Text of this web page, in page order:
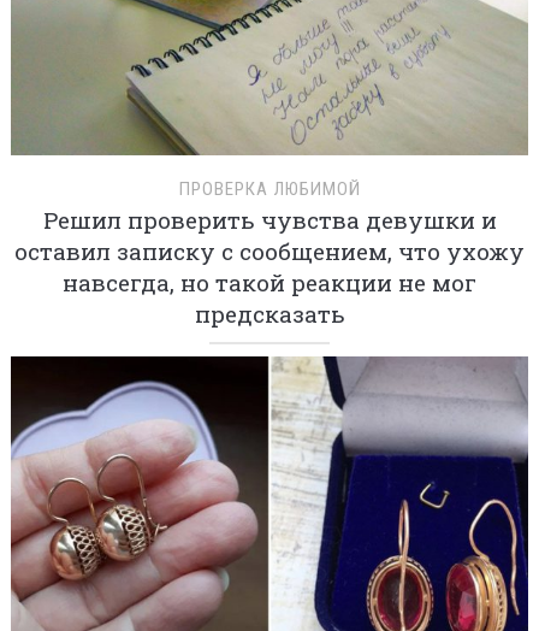
ПРОВЕРКА ЛЮБИМОЙ
Решил проверить чувства девушки и
оставил записку с сообщением, что ухожу
навсегда, но такой реакции не мог
предсказать